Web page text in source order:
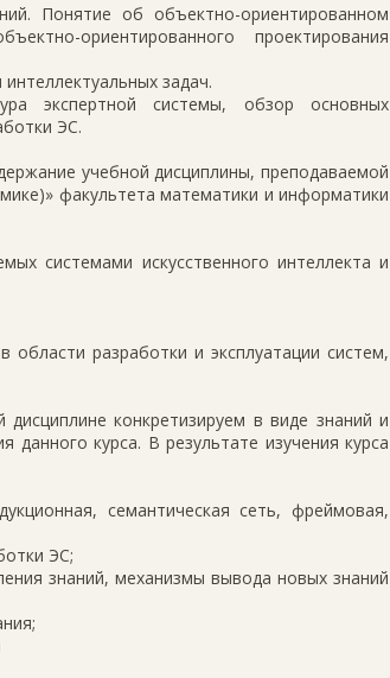
Понятие об объектно-ориентированном
ориентированного проектирования
задач.
экспертной системы, обзор основных
ЭС.
учебной дисциплины, преподаваемой
факультета математики и информатики
системами искусственного интеллекта и
разработки и эксплуатации систем,
конкретизируем в виде знаний и
курса. В результате изучения курса
семантическая сеть, фреймовая,
ЭС;
знаний, механизмы вывода новых знаний